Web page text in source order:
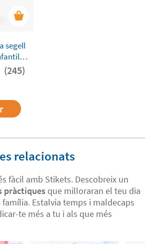
segell
(245)
relacionats
fàcil amb Stikets. Descobreix un
pràctiques que milloraran el teu dia
família. Estalvia temps i maldecaps
te més a tu i als que més